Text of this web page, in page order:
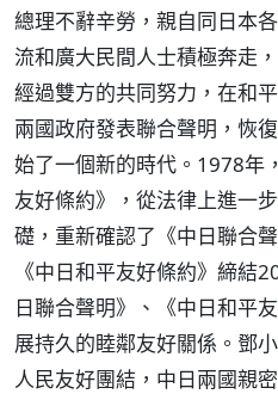
總理不辭辛勞，親自同日本
流和廣大民間人士積極奔走
經過雙方的共同努力，在和
兩國政府發表聯合聲明，恢
始了一個新的時代。1978年
友好條約》，從法律上進一
礎，重新確認了《中日聯合
《中日和平友好條約》締結
日聯合聲明》、《中日和平
展持久的睦鄰友好關係。鄧
人民友好團結，中日兩國親